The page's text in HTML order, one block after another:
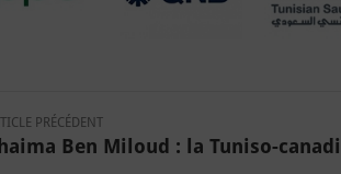
PRÉCÉDENT
Ben Miloud : la Tuniso-